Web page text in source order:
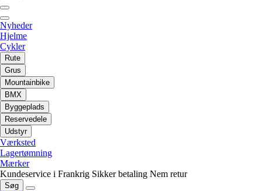
Nyheder
Hjelme
Cykler
Rute
Grus
Mountainbike
BMX
Byggeplads
Reservedele
Udstyr
Værksted
Lagertømning
Mærker
Kundeservice i Frankrig Sikker betaling Nem retur
Søg